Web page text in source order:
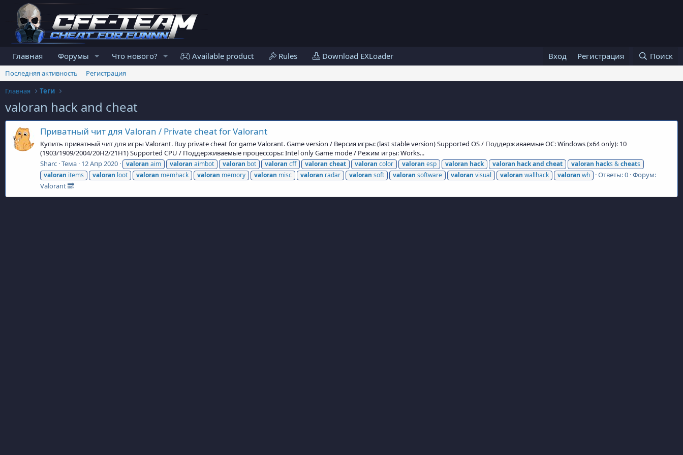
Главная Форумы Что нового? Available product Rules Download EXLoader Вход Регистрация Поиск
Последняя активность
Регистрация
Главная
Теги
valoran hack and cheat
Приватный чит для Valoran / Private cheat for Valorant
Купить приватный чит для игры Valorant. Buy private cheat for game Valorant. Game version / Версия игры: (last stable version) Supported OS / Поддерживаемые ОС: Windows (x64 only): 10
(1903/1909/2004/20H2/21H1) Supported CPU / Поддерживаемые процессоры: Intel only Game mode / Режим игры: Works...
Sharc Тема 12 Апр 2020 valoran aim valoran aimbot valoran bot valoran cff valoran cheat valoran color valoran esp valoran hack valoran hackand cheat valoran hacks &cheats
valoran items valoran loot valoran memhack valoran memory valoran misc valoran radar valoran soft valoran software valoran visual valoran wallhack valoran wh Ответы: 0 Форум:
Valorant 🔜